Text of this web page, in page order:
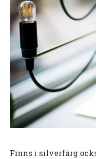
Finns i silverfärg